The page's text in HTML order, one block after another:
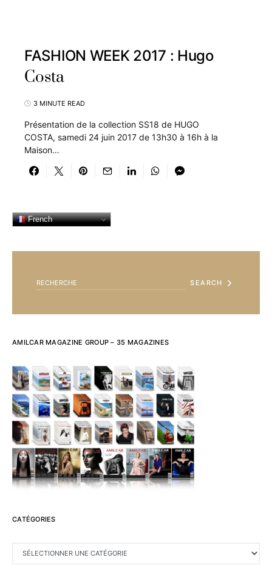
FASHION WEEK 2017 : Hugo
Costa
3 MINUTE READ
Présentation de la collection SS18 de HUGO
COSTA, samedi 24 juin 2017 de 13h30 à 16h à la
Maison…
French
SEARCH
AMILCAR MAGAZINE GROUP – 35 MAGAZINES
CATÉGORIES
CATÉGORIES